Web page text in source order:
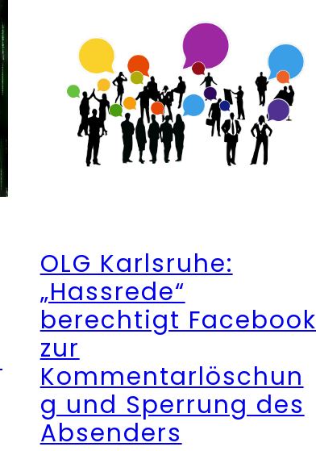
OLG Karlsruhe:
„Hassrede“
berechtigt Facebook
zur
Kommentarlöschun
g und Sperrung des
Absenders